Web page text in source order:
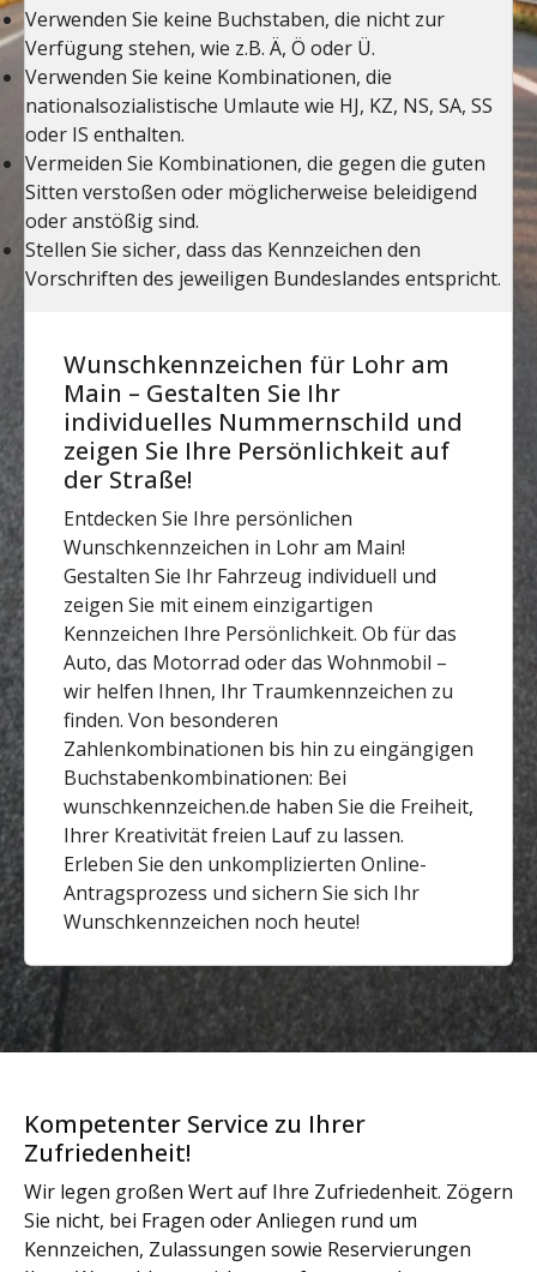
Wunschkennzeichen für Lohr am
Main – Gestalten Sie Ihr
individuelles Nummernschild und
zeigen Sie Ihre Persönlichkeit auf
der Straße!
Entdecken Sie Ihre persönlichen
Wunschkennzeichen in Lohr am Main!
Gestalten Sie Ihr Fahrzeug individuell und
zeigen Sie mit einem einzigartigen
Kennzeichen Ihre Persönlichkeit. Ob für das
Auto, das Motorrad oder das Wohnmobil –
wir helfen Ihnen, Ihr Traumkennzeichen zu
finden. Von besonderen
Zahlenkombinationen bis hin zu eingängigen
Buchstabenkombinationen: Bei
wunschkennzeichen.de haben Sie die Freiheit,
Ihrer Kreativität freien Lauf zu lassen.
Erleben Sie den unkomplizierten Online-
Antragsprozess und sichern Sie sich Ihr
Wunschkennzeichen noch heute!
Kompetenter Service zu Ihrer
Zufriedenheit!
Wir legen großen Wert auf Ihre Zufriedenheit. Zögern
Sie nicht, bei Fragen oder Anliegen rund um
Kennzeichen, Zulassungen sowie Reservierungen